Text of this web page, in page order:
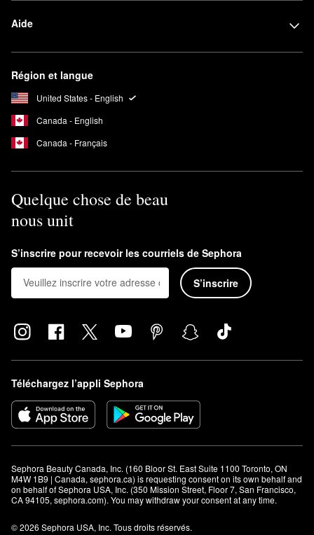
Aide
Région et langue
United States - English
Canada - English
Canada - Français
Quelque chose de beau
nous unit
S’inscrire pour recevoir les courriels de Sephora
S’inscrire
Téléchargez l’appli Sephora
Sephora Beauty Canada, Inc. (160 Bloor St. East Suite 1100 Toronto, ON
M4W 1B9 | Canada, sephora.ca) is requesting consent on its own behalf and
on behalf of Sephora USA, Inc. (350 Mission Street, Floor 7, San Francisco,
CA 94105, sephora.com). You may withdraw your consent at any time.
© 2026 Sephora USA, Inc. Tous droits réservés.